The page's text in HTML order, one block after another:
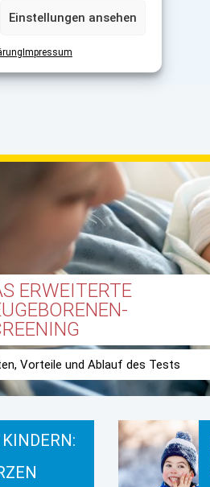
Einstellungen ansehen
Impressum
ERWEITERTE
Vorteile und Ablauf des Tests